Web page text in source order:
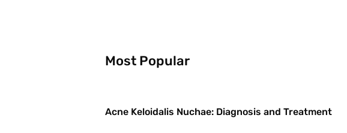
Most Popular
Acne Keloidalis Nuchae: Diagnosis and Treatment